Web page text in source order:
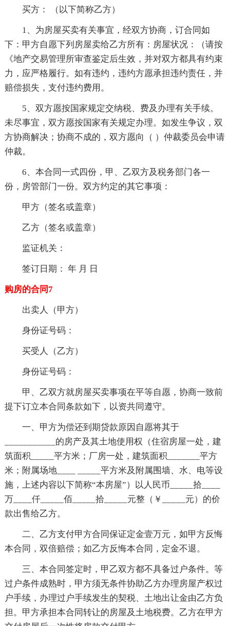
买方： （以下简称乙方）
1、为房屋买卖有关事宜，经双方协商，订合同如
下：甲方自愿下列房屋卖给乙方所有：房屋状况：（请按
《地产交易管理所审查鉴定后生效，并对双方都具有约束
力，应严格履行。如有违约，违约方愿承担违约责任，并
赔偿损失，支付违约费用。
5、双方愿按国家规定交纳税、费及办理有关手续。
未尽事宜，双方愿按国家有关规定办理。如发生争议，双
方协商解决；协商不成的，双方愿向（ ）仲裁委员会申请
仲裁。
6、本合同一式四份，甲、乙双方及税务部门各一
份，房管部门一份。双方约定的其它事项：
甲方（签名或盖章）
乙方（签名或盖章）
监证机关：
签订日期： 年 月 日
购房的合同7
出卖人（甲方）
身份证号码：
买受人（乙方）
身份证号码：
甲、乙双方就房屋买卖事项在平等自愿，协商一致前
提下订立本合同条款如下，以资共同遵守。
一、甲方为偿还到期贷款原因自愿将其于
___________的房产及其土地使用权（住宿房屋一处，建
筑面积_____平方米；厂房一处，建筑面积_______平方
米；附属场地____ _____平方米及附属围墙、水、电等设
施，上述内容以下简称“本房屋”）以人民币_____拾____
万____仟_____佰_____拾_____元整（￥_____元）的价
款出售给乙方。
二、乙方支付甲方合同保证定金壹万元，如甲方反悔
本合同，双倍赔偿；如乙方反悔本合同，定金不退。
三、本合同签定时，甲乙双方都不具备过户条件。等
过户条件成熟时，甲方须无条件协助乙方办理房屋产权过
户手续，办理过户手续发生的契税、土地出让金由乙方负
担。甲方承担本合同转让的房屋及土地税费。乙方在甲方